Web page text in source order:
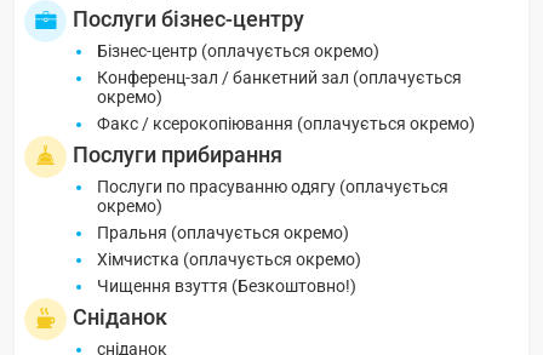
Послуги бізнес-центру
Бізнес-центр (оплачується окремо)
Конференц-зал / банкетний зал (оплачується
окремо)
Факс / ксерокопіювання (оплачується окремо)
Послуги прибирання
Послуги по прасуванню одягу (оплачується
окремо)
Пральня (оплачується окремо)
Хімчистка (оплачується окремо)
Чищення взуття (Безкоштовно!)
Сніданок
сніданок